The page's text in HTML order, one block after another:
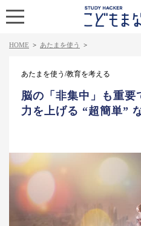
HOME > あたまを使う >
あたまを使う/教育を考える
脳の「非集中」も重要
力を上げる “超簡単”